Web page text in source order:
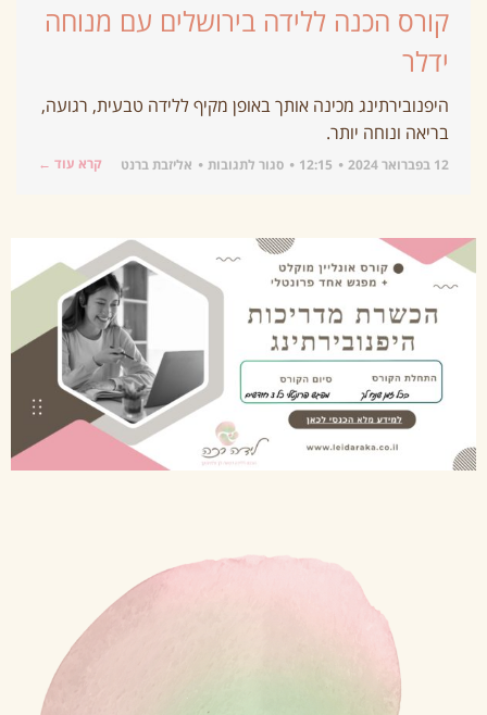
קורס הכנה ללידה בירושלים עם מנוחה
ידלר
היפנובירתינג מכינה אותך באופן מקיף ללידה טבעית, רגועה,
בריאה ונוחה יותר.
12 בפברואר 2024 12:15 סגור לתגובות אליזבת ברנט קרא עוד ←